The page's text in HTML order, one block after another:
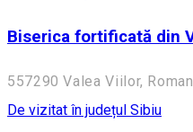
Biserica fortificată din
557290 Valea Viilor,
De vizitat în județul Sibiu